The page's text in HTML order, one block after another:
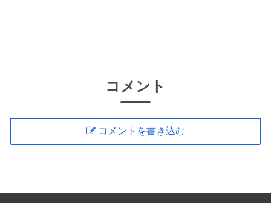
コメント
コメントを書き込む